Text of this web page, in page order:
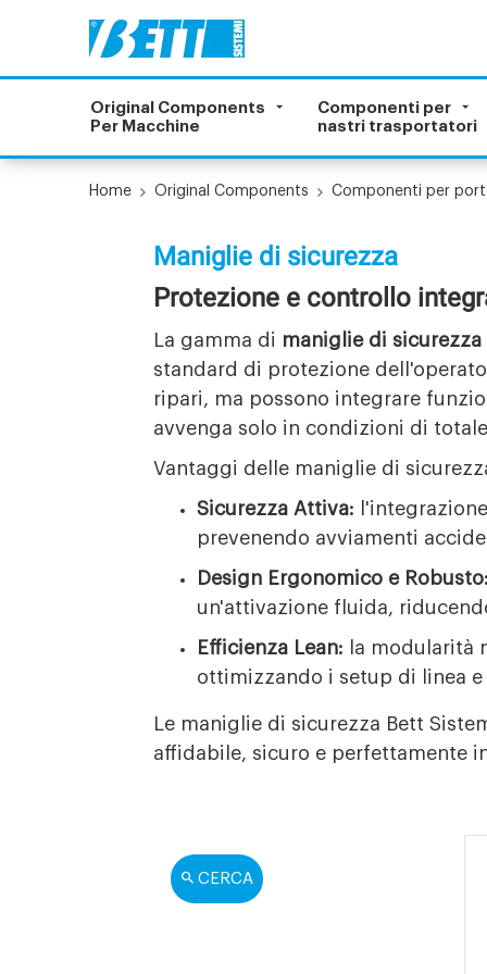
Original Components
Per Macchine
Componenti per
nastri trasportatori
Home Original Components Componenti per
Maniglie di sicurezza
Protezione e controllo
La gamma di maniglie di sicurezza
standard di protezione
ripari, ma possono integrare
avvenga solo in condizioni di
Vantaggi delle maniglie di
Sicurezza Attiva:
prevenendo avviamenti
Design Ergonomico e
un'attivazione fluida,
Efficienza Lean: la modularità
ottimizzando i setup di linea
Le maniglie di sicurezza Bett
affidabile, sicuro e perfettamente
CERCA